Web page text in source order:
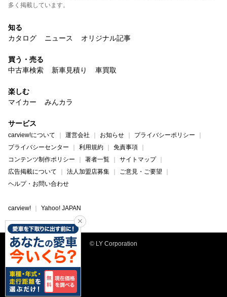
多く掲載しています。
知る
カタログ
ニュース オリジナル記事
買う・売る
中古車検索
新車見積り 車買取
楽しむ
マイカー
みんカラ
サービス
carview!について 運営会社 お知らせ
プライバシーポリシー
プライバシーセンター
利用規約
免責事項
コンテンツ制作ポリシー
著者一覧
サイトマップ
広告掲載について
法人加盟店募集
ご意見・ご要望
ヘルプ・お問い合わせ
carview! Yahoo! JAPAN
© LY Corporation